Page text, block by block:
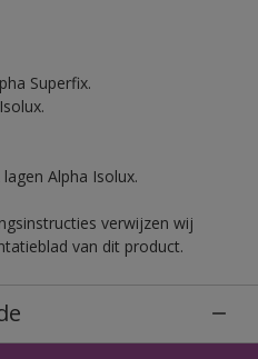
Superfix.
Alpha Isolux.
verwijzen wij
van dit product.